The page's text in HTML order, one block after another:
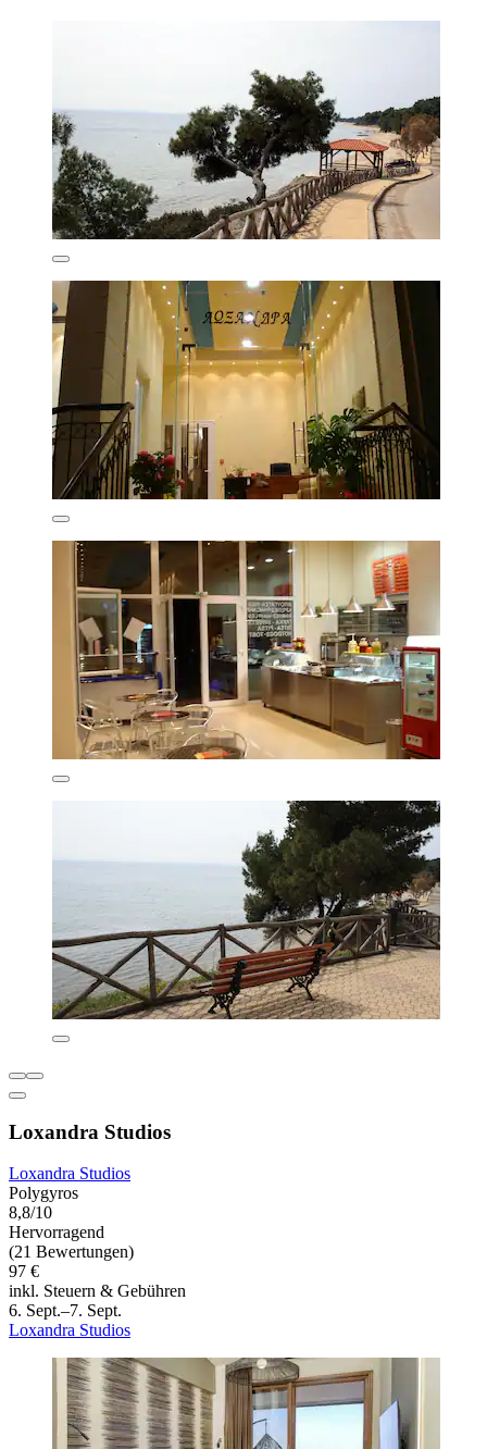
Loxandra Studios
Loxandra Studios
Polygyros
8,8/10
Hervorragend
(21 Bewertungen)
97 €
inkl. Steuern & Gebühren
6. Sept.–7. Sept.
Loxandra Studios